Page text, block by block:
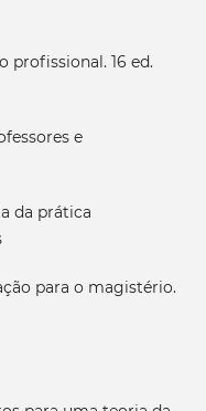
profissional. 16 ed.
e
da prática
para o magistério.